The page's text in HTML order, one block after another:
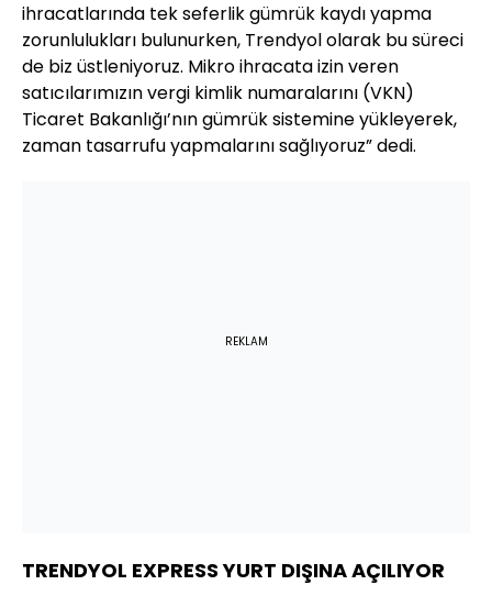
ihracatlarında tek seferlik gümrük kaydı yapma
zorunlulukları bulunurken, Trendyol olarak bu süreci
de biz üstleniyoruz. Mikro ihracata izin veren
satıcılarımızın vergi kimlik numaralarını (VKN)
Ticaret Bakanlığı’nın gümrük sistemine yükleyerek,
zaman tasarrufu yapmalarını sağlıyoruz” dedi.
REKLAM
TRENDYOL EXPRESS YURT DIŞINA AÇILIYOR